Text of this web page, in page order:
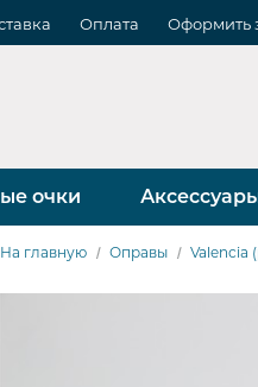
Оплата Оформить
очки
На главную Оправы Valencia